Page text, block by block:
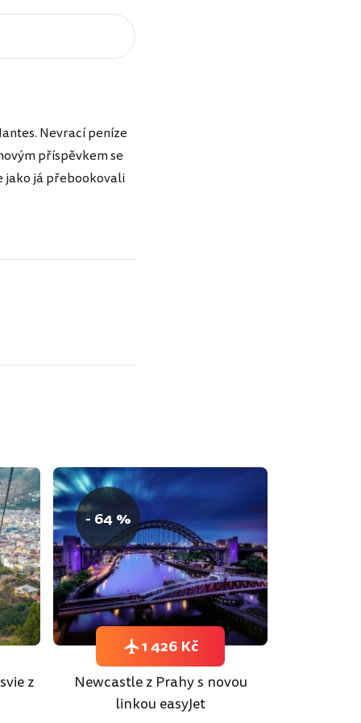
Nevrací peníze
příspěvkem se
jako já přebookovali
z
- 64 %
Newcastle z Prahy s novou
linkou easyJet
1 426 Kč